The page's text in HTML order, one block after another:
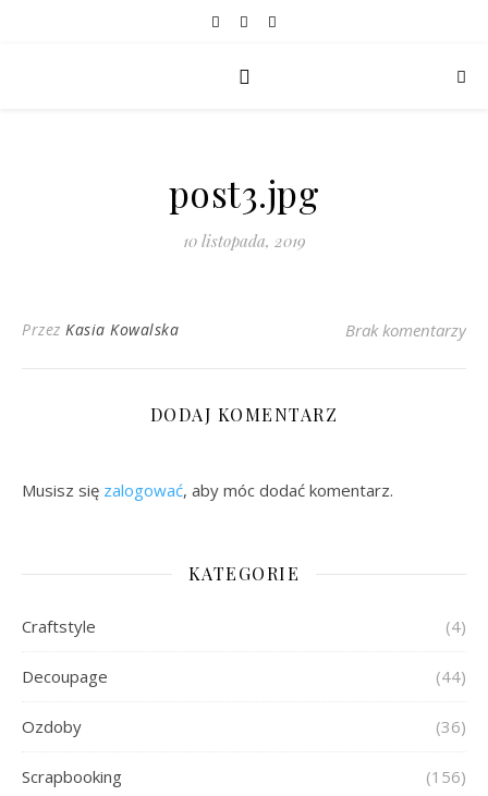
post3.jpg
10 listopada, 2019
Przez Kasia Kowalska Brak komentarzy
DODAJ KOMENTARZ
Musisz się zalogować, aby móc dodać komentarz.
KATEGORIE
Craftstyle (4)
Decoupage (44)
Ozdoby (36)
Scrapbooking (156)